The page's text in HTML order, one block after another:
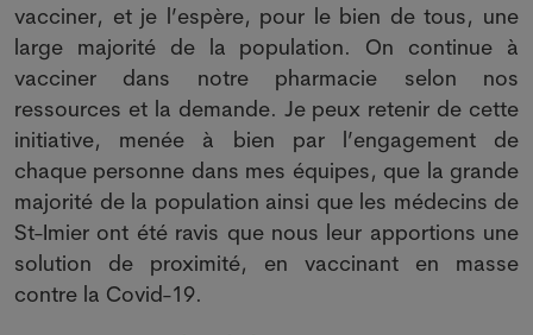
vacciner, et je l’espère, pour le bien de tous, une
large majorité de la population. On continue à
vacciner dans notre pharmacie selon nos
ressources et la demande. Je peux retenir de cette
initiative, menée à bien par l’engagement de
chaque personne dans mes équipes, que la grande
majorité de la population ainsi que les médecins de
St-Imier ont été ravis que nous leur apportions une
solution de proximité, en vaccinant en masse
contre la Covid-19.